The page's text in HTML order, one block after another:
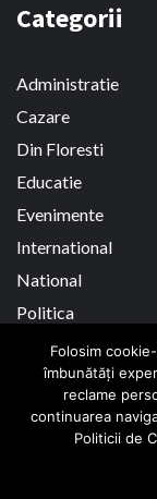
Categorii
Administratie
Cazare
Din Floresti
Educatie
Evenimente
International
National
Politica
Sanatate
Social
Zona
Folosim
îmbunătăți
reclame
continuarea
Politicii de